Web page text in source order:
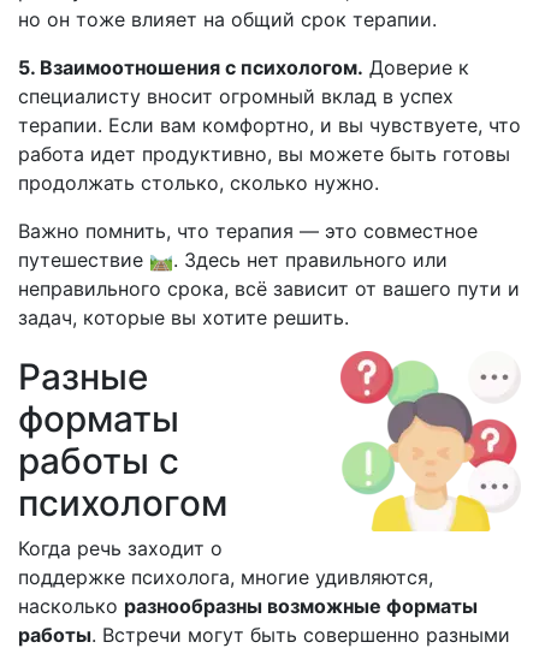
но он тоже влияет на общий срок терапии.
5. Взаимоотношения с психологом. Доверие к
специалисту вносит огромный вклад в успех
терапии. Если вам комфортно, и вы чувствуете, что
работа идет продуктивно, вы можете быть готовы
продолжать столько, сколько нужно.
Важно помнить, что терапия — это совместное
путешествие 🛤. Здесь нет правильного или
неправильного срока, всё зависит от вашего пути и
задач, которые вы хотите решить.
Разные
форматы
работы с
психологом
Когда речь заходит о
поддержке психолога, многие удивляются,
насколько разнообразны возможные форматы
работы. Встречи могут быть совершенно разными